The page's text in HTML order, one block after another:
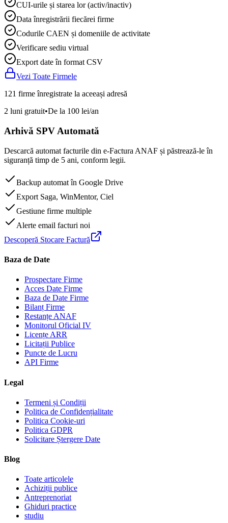
CUI-urile și starea lor (activ/inactiv)
Data înregistrării fiecărei firme
Codurile CAEN și domeniile de activitate
Verificare sediu virtual
Export date în format CSV
Vezi Toate Firmele
121 firme înregistrate la aceeași adresă
2 luni gratuit•De la 100 lei/an
Arhivă SPV Automată
Descarcă automat facturile din e-Factura ANAF și păstrează-le în
siguranță timp de 5 ani, conform legii.
Backup automat în Google Drive
Export Saga, WinMentor, Ciel
Gestiune firme multiple
Alerte email facturi noi
Descoperă Stocare Factură
Baza de Date
Prospectare Firme
Acces Date Firme
Baza de Date Firme
Bilanț Firme
Restanțe ANAF
Monitorul Oficial IV
Licențe ARR
Licitații Publice
Puncte de Lucru
API Firme
Legal
Termeni și Condiții
Politica de Confidențialitate
Politica Cookie-uri
Politica GDPR
Solicitare Ștergere Date
Blog
Toate articolele
Achiziții publice
Antreprenoriat
Ghiduri practice
studiu